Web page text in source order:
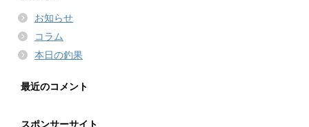
お知らせ
コラム
本日の釣果
最近のコメント
スポンサーサイト